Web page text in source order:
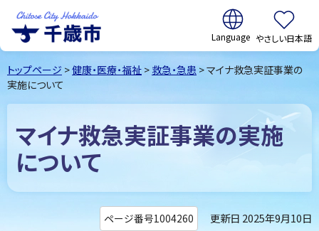
千歳市Chitose
City Hokkaido
翻訳:
やさしい日本語
トップページ >健康・医療・福祉 > 救急・急患 > マイナ救急実証事業の
実施について
マイナ救急実証事業の実施
について
ページ番号1004260 更新日 2025年9月10日